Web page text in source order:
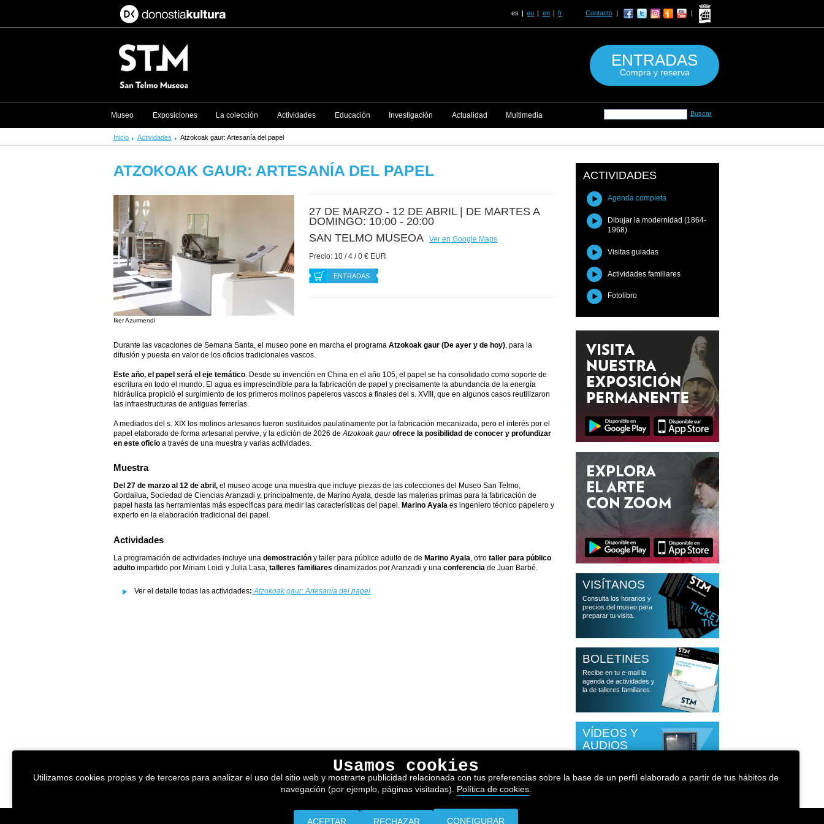
Inicio Actividades Atzokoak gaur: Artesanía del papel
ATZOKOAK GAUR: ARTESANÍA DEL PAPEL
Iker Azurmendi
27 DE MARZO - 12 DE ABRIL | DE MARTES A
DOMINGO: 10:00 - 20:00
SAN TELMO MUSEOA
Ver en Google Maps
Precio: 10 / 4 / 0 € EUR
ENTRADAS
Durante las vacaciones de Semana Santa, el museo pone en marcha el programa Atzokoak gaur (De ayer y de hoy) , para la
difusión y puesta en valor de los oficios tradicionales vascos.
Este año, el papel será el eje temático. Desde su invención en China en el año 105, el papel se ha consolidado como soporte de
escritura en todo el mundo. El agua es imprescindible para la fabricación de papel y precisamente la abundancia de la energía
hidráulica propició el surgimiento de los primeros molinos papeleros vascos a finales del s. XVIII, que en algunos casos reutilizaron
las infraestructuras de antiguas ferrerías.
A mediados del s. XIX los molinos artesanos fueron sustituidos paulatinamente por la fabricación mecanizada, pero el interés por el
papel elaborado de forma artesanal pervive, y la edición de 2026 deAtzokoak gaur ofrece la posibilidad de conocer y profundizar
en este oficio a través de una muestra y varias actividades.
Muestra
Del 27 de marzo al 12 de abril, el museo acoge una muestra que incluye piezas de las colecciones del Museo San Telmo,
Gordailua, Sociedad de Ciencias Aranzadi y, principalmente, de Marino Ayala, desde las materias primas para la fabricación de
papel hasta las herramientas más específicas para medir las características del papel. Marino Ayala es ingeniero técnico papelero y
experto en la elaboración tradicional del papel.
Actividades
La programación de actividades incluye una demostración y taller para público adulto de de Marino Ayala , otro taller para público
adulto impartido por Miriam Loidi y Julia Lasa, talleres familiares dinamizados por Aranzadi y una conferencia de Juan Barbé.
Ver el detalle todas las actividades: Atzokoak gaur: Artesanía del papel
ACTIVIDADES
Agenda completa
Dibujar la modernidad (1864-
1968)
Visitas guiadas
Actividades familiares
Fotolibro
VISÍTANOS
Consulta los horarios y
precios del museo para
preparar tu visita.
BOLETINES
Recibe en tu e-mail la
agenda de actividades y
la de talleres familiares.
VÍDEOS Y
AUDIOS
pasado por el museo
es eu en fr Contacto
ENTRADAS
Compra y reserva
Museo Exposiciones La colección Actividades Educación Investigación Actualidad Multimedia
Usamos cookies
Utilizamos cookies propias y de terceros para analizar el uso del sitio web y mostrarte publicidad relacionada con tus preferencias sobre la base de un perfil elaborado a partir de tus hábitos de
navegación (por ejemplo, páginas visitadas). Política de cookies.
CONFIGURAR
RECHAZAR
ACEPTAR